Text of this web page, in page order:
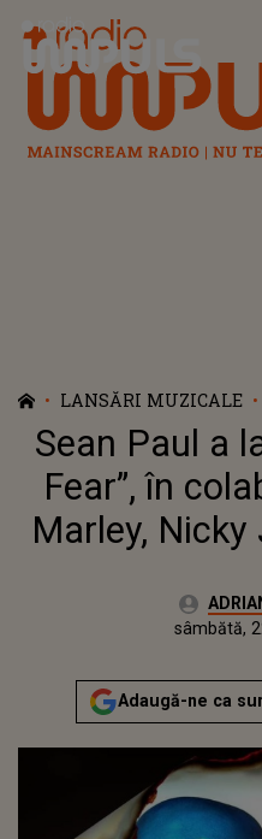
Radio Impuls
LANSĂRI MUZICALE
Sean Paul a
Fear”, în
Marley, Nicky
Autor:
vineri, 22 aprilie 2022Actualizat:
sâmbătă,
Adaugă-ne ca